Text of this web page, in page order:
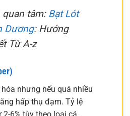
quan tâm: Bạt Lót
Dương: Hướng
Từ A-z
nhưng nếu quá nhiều
hấp thụ đạm. Tỷ lệ
6% tùy theo loại cá.